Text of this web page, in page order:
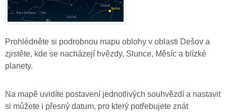
Prohlédněte si podrobnou mapu oblohy v oblasti Dešov a
zjistěte, kde se nacházejí hvězdy, Slunce, Měsíc a blízké
planety.
Na mapě uvidíte postavení jednotlivých souhvězdí a nastavit
si můžete i přesný datum, pro který potřebujete znát